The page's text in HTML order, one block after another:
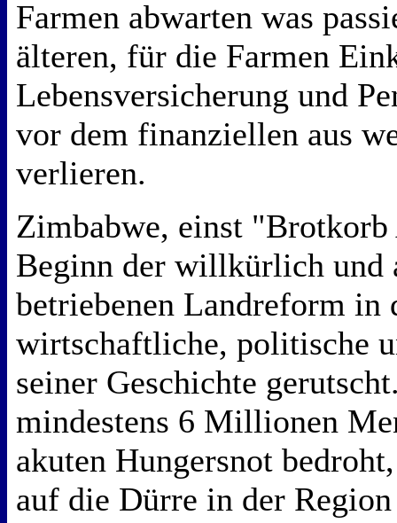
Farmen abwarten was
älteren, für die Farmen
Lebensversicherung und
vor dem finanziellen aus
verlieren.
Zimbabwe, einst
Beginn der willkürlich und
betriebenen Landreform in
wirtschaftliche, politische
seiner Geschichte
mindestens 6 Millionen
akuten Hungersnot
auf die Dürre in der